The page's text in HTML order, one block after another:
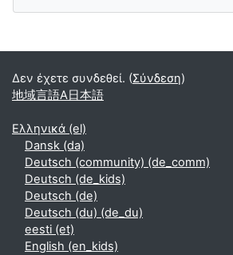
Supplementary blocks
Δεν έχετε συνδεθεί. (Σύνδεση)
地域言語A日本語
Ελληνικά ‎(el)‎
Dansk ‎(da)‎
Deutsch (community) ‎(de_comm)‎
Deutsch ‎(de_kids)‎
Deutsch ‎(de)‎
Deutsch (du) ‎(de_du)‎
eesti ‎(et)‎
English ‎(en_kids)‎